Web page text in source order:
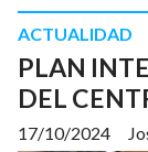
PLAN
DEL
ACTUALIDAD
17/10/2024